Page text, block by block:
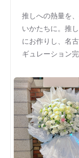
推しへの熱量を
いかたちに。推
にお作りし、名
ギュレーション